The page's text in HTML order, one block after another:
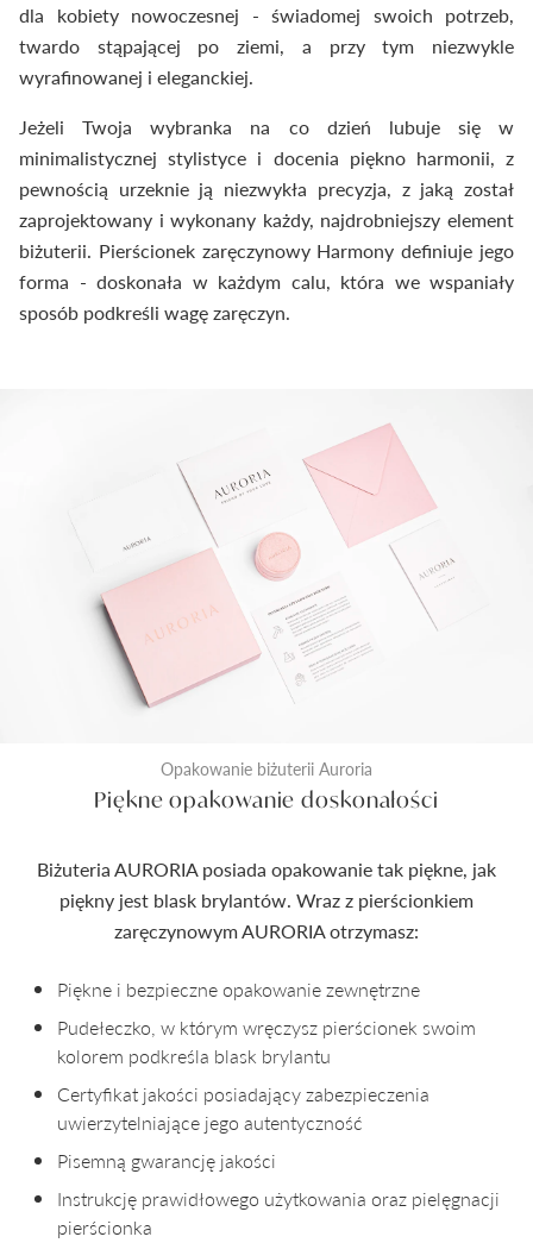
dla kobiety nowoczesnej - świadomej swoich potrzeb,
twardo stąpającej po ziemi, a przy tym niezwykle
wyrafinowanej i eleganckiej.
Jeżeli Twoja wybranka na co dzień lubuje się w
minimalistycznej stylistyce i docenia piękno harmonii, z
pewnością urzeknie ją niezwykła precyzja, z jaką został
zaprojektowany i wykonany każdy, najdrobniejszy element
biżuterii. Pierścionek zaręczynowy Harmony definiuje jego
forma - doskonała w każdym calu, która we wspaniały
sposób podkreśli wagę zaręczyn.
Opakowanie biżuterii Auroria
Piękne opakowanie doskonałości
Biżuteria AURORIA posiada opakowanie tak piękne, jak
piękny jest blask brylantów. Wraz z pierścionkiem
zaręczynowym AURORIA otrzymasz:
Piękne i bezpieczne opakowanie zewnętrzne
Pudełeczko, w którym wręczysz pierścionek swoim
kolorem podkreśla blask brylantu
Certyfikat jakości posiadający zabezpieczenia
uwierzytelniające jego autentyczność
Pisemną gwarancję jakości
Instrukcję prawidłowego użytkowania oraz pielęgnacji
pierścionka